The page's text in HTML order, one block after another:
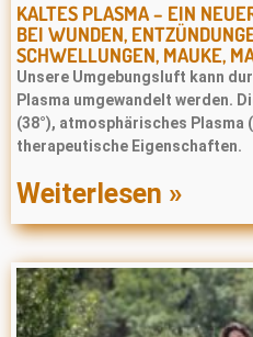
KALTES PLASMA – EIN
BEI WUNDEN,
SCHWELLUNGEN, MAUKE,
Unsere Umgebungsluft kann
Plasma umgewandelt werden.
(38°), atmosphärisches Plasma
therapeutische Eigenschaften.
Weiterlesen »